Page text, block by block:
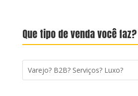
Que tipo de venda você faz?